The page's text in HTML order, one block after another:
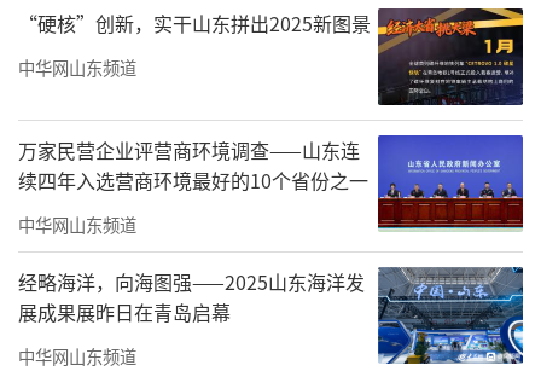
“硬核”创新，实干山东拼出2025新图景
中华网山东频道
万家民营企业评营商环境调查——山东连
续四年入选营商环境最好的10个省份之一
中华网山东频道
经略海洋，向海图强——2025山东海洋发
展成果展昨日在青岛启幕
中华网山东频道